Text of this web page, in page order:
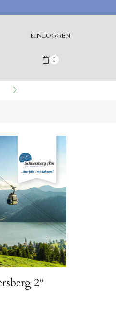
EINLOGGEN
0
2“